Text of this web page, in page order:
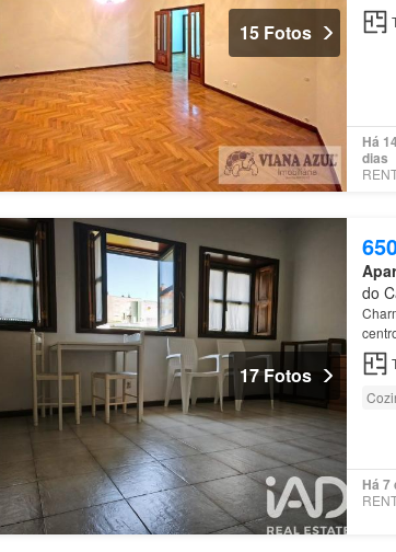
15 Fotos
Há
dias
17 Fotos
do
das
Há 7